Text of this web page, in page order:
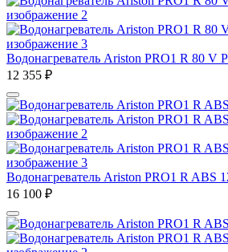
Водонагреватель Ariston PRO1 R 80 V
12 355 ₽
Водонагреватель Ariston PRO1 R ABS
16 100 ₽